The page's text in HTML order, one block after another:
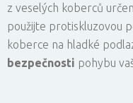
z veselých koberců
použijte protiskluzovou
koberce na hladké
bezpečnosti pohybu